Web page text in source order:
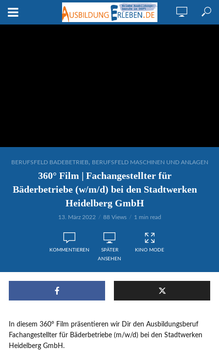
BERUFSFELD BADEBETRIEB, BERUFSFELD MASCHINEN UND ANLAGEN
360° Film | Fachangestellter für
Bäderbetriebe (w/m/d) bei den Stadtwerken
Heidelberg GmbH
13. März 2022 88 Views 1 min read
KOMMENTIEREN
SPÄTER
ANSEHEN
KINO MODE
In diesem 360° Film präsentieren wir Dir den Ausbildungsberuf
Fachangestellter für Bäderbetriebe (m/w/d) bei den Stadtwerken
Heidelberg GmbH.